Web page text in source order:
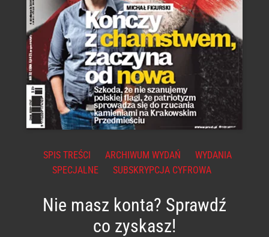
SPIS TREŚCI ARCHIWUM WYDAŃ
WYDANIA
SPECJALNE
SUBSKRYPCJA CYFROWA
Nie masz konta? Sprawdź
co zyskasz!